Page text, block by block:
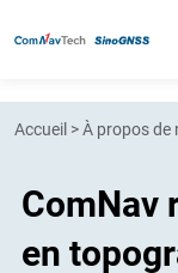
Accueil >À propos de
ComNav
en